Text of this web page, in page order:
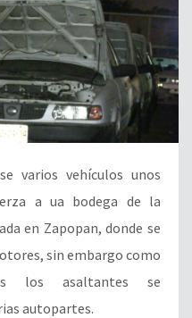
varios vehículos unos
a ua bodega de la
en Zapopan, donde se
sin embargo como
los asaltantes se
autopartes.